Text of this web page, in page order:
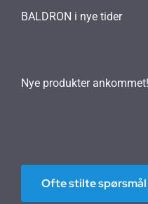
BALDRON i nye tider
Nye produkter ankommet!
Ofte stilte spørsmål